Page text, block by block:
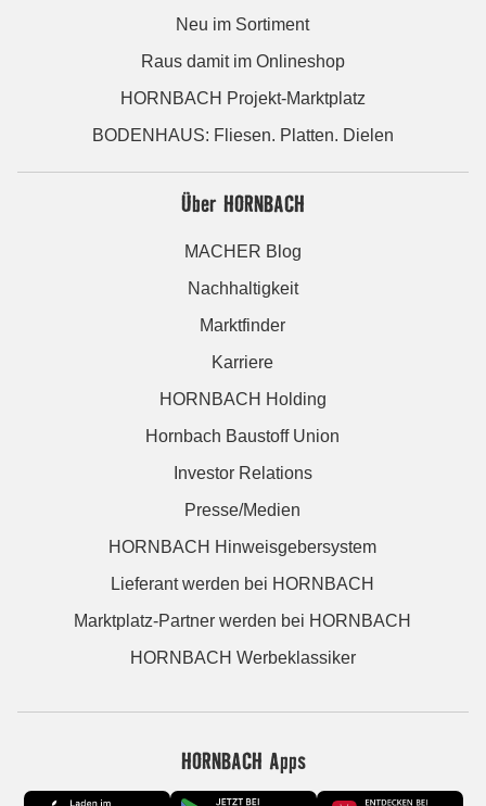
Neu im Sortiment
Raus damit im Onlineshop
HORNBACH Projekt-Marktplatz
BODENHAUS: Fliesen. Platten. Dielen
Über HORNBACH
MACHER Blog
Nachhaltigkeit
Marktfinder
Karriere
HORNBACH Holding
Hornbach Baustoff Union
Investor Relations
Presse/Medien
HORNBACH Hinweisgebersystem
Lieferant werden bei HORNBACH
Marktplatz-Partner werden bei HORNBACH
HORNBACH Werbeklassiker
HORNBACH Apps